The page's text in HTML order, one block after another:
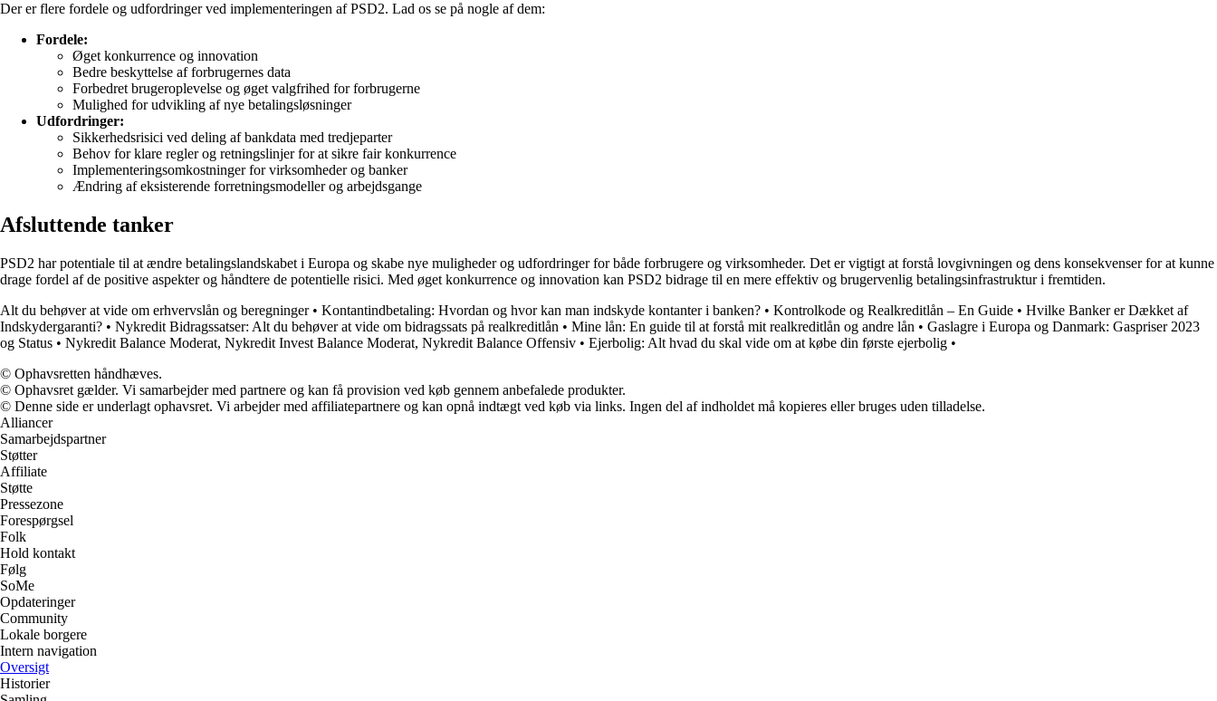
Der er flere fordele og udfordringer ved implementeringen af PSD2. Lad os se på nogle af dem:
Fordele:
Øget konkurrence og innovation
Bedre beskyttelse af forbrugernes data
Forbedret brugeroplevelse og øget valgfrihed for forbrugerne
Mulighed for udvikling af nye betalingsløsninger
Udfordringer:
Sikkerhedsrisici ved deling af bankdata med tredjeparter
Behov for klare regler og retningslinjer for at sikre fair konkurrence
Implementeringsomkostninger for virksomheder og banker
Ændring af eksisterende forretningsmodeller og arbejdsgange
Afsluttende tanker
PSD2 har potentiale til at ændre betalingslandskabet i Europa og skabe nye muligheder og udfordringer for både forbrugere og virksomheder. Det er vigtigt at forstå lovgivningen og dens konsekvenser for at kunne
drage fordel af de positive aspekter og håndtere de potentielle risici. Med øget konkurrence og innovation kan PSD2 bidrage til en mere effektiv og brugervenlig betalingsinfrastruktur i fremtiden.
Alt du behøver at vide om erhvervslån og beregninger• Kontantindbetaling: Hvordan og hvor kan man indskyde kontanter i banken? • Kontrolkode og Realkreditlån – En Guide • Hvilke Banker er Dækket af
Indskydergaranti? • Nykredit Bidragssatser: Alt du behøver at vide om bidragssats på realkreditlån • Mine lån: En guide til at forstå mit realkreditlån og andre lån • Gaslagre i Europa og Danmark: Gaspriser 2023
og Status • Nykredit Balance Moderat, Nykredit Invest Balance Moderat, Nykredit Balance Offensiv • Ejerbolig: Alt hvad du skal vide om at købe din første ejerbolig •
© Ophavsretten håndhæves.
© Ophavsret gælder. Vi samarbejder med partnere og kan få provision ved køb gennem anbefalede produkter.
© Denne side er underlagt ophavsret. Vi arbejder med affiliatepartnere og kan opnå indtægt ved køb via links. Ingen del af indholdet må kopieres eller bruges uden tilladelse.
Alliancer
Samarbejdspartner
Støtter
Affiliate
Støtte
Pressezone
Forespørgsel
Folk
Hold kontakt
Følg
SoMe
Opdateringer
Community
Lokale borgere
Intern navigation
Oversigt
Historier